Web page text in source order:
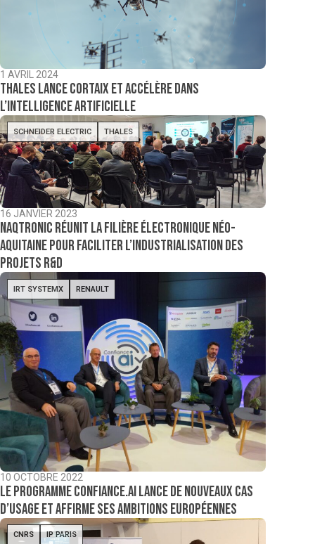
1 AVRIL 2024
Thales lance cortAIx et accélère dans
l’intelligence artificielle
SCHNEIDER ELECTRIC THALES
16 JANVIER 2023
NAQTronic réunit la filière électronique néo-
aquitaine pour faciliter l’industrialisation des
projets R&D
IRT SYSTEMX RENAULT
10 OCTOBRE 2022
Le programme Confiance.ai lance de nouveaux cas
d’usage et affirme ses ambitions européennes
CNRS IP PARIS